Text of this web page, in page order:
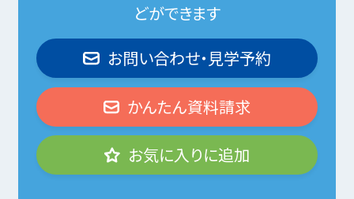
どができます
お問い合わせ・見学予約
かんたん資料請求
お気に入りに追加